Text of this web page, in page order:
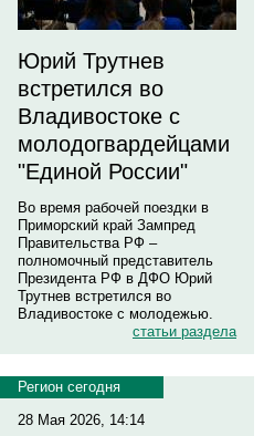
Юрий Трутнев
встретился во
Владивостоке с
молодогвардейцами
"Единой России"
Во время рабочей поездки в
Приморский край Зампред
Правительства РФ –
полномочный представитель
Президента РФ в ДФО Юрий
Трутнев встретился во
Владивостоке с молодежью.
статьи раздела
Регион сегодня
28 Мая 2026, 14:14